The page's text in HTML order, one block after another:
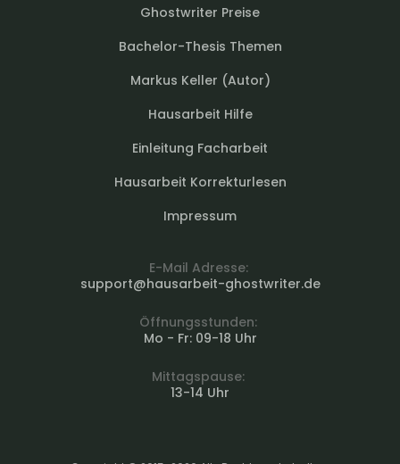
Ghostwriter Preise
Bachelor-Thesis Themen
Markus Keller (Autor)
Hausarbeit Hilfe
Einleitung Facharbeit
Hausarbeit Korrekturlesen
Impressum
E-Mail Adresse:
support@hausarbeit-ghostwriter.de
Öffnungsstunden:
Mo - Fr: 09-18 Uhr
Mittagspause:
13-14 Uhr